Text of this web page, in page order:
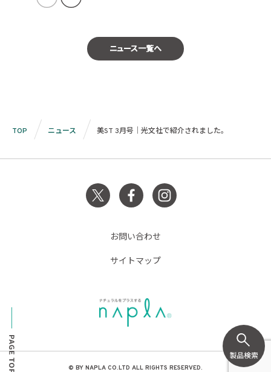
ニュース一覧へ
TOP ニュース 美ST 3月号｜光文社で紹介されました。
お問い合わせ
サイトマップ
© BY NAPLA CO.LTD ALL RIGHTS RESERVED.